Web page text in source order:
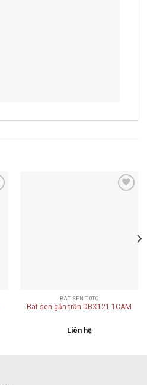
BÁT SEN TOTO
Bát sen gắn trần DBX121-1CAM
Liên hệ